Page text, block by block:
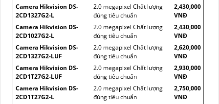
Camera Hikvision DS-
2CD1327G2-L
2.0 megapixel Chất lượng
đúng tiêu chuẩn
2,430,000
VNĐ
Camera Hikvision DS-
2CD1027G2-L
2.0 megapixel Chất lượng
đúng tiêu chuẩn
2,430,000
VNĐ
Camera Hikvision DS-
2CD1327G2-LUF
2.0 megapixel Chất lượng
đúng tiêu chuẩn
2,620,000
VNĐ
Camera Hikvision DS-
2CD1T27G2-LUF
2.0 megapixel Chất lượng
đúng tiêu chuẩn
2,930,000
VNĐ
Camera Hikvision DS-
2CD1T27G2-L
2.0 megapixel Chất lượng
đúng tiêu chuẩn
2,750,000
VNĐ